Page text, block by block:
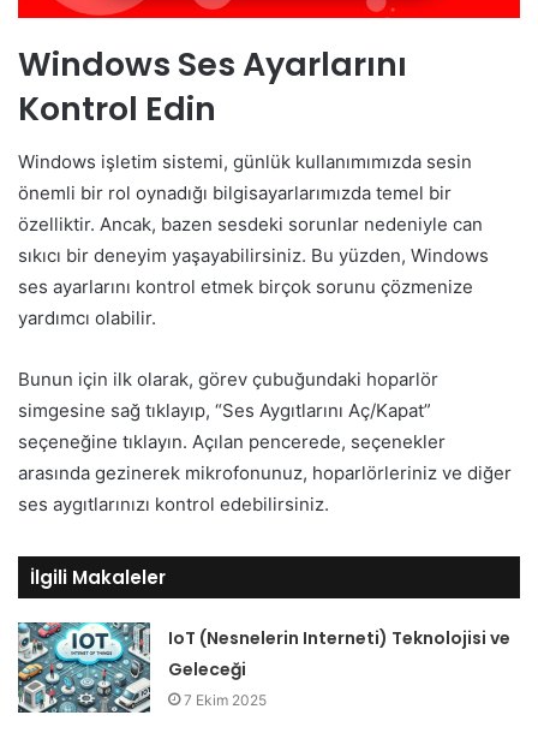
Windows Ses Ayarlarını
Kontrol Edin
Windows işletim sistemi, günlük kullanımımızda sesin
önemli bir rol oynadığı bilgisayarlarımızda temel bir
özelliktir. Ancak, bazen sesdeki sorunlar nedeniyle can
sıkıcı bir deneyim yaşayabilirsiniz. Bu yüzden, Windows
ses ayarlarını kontrol etmek birçok sorunu çözmenize
yardımcı olabilir.
Bunun için ilk olarak, görev çubuğundaki hoparlör
simgesine sağ tıklayıp, “Ses Aygıtlarını Aç/Kapat”
seçeneğine tıklayın. Açılan pencerede, seçenekler
arasında gezinerek mikrofonunuz, hoparlörleriniz ve diğer
ses aygıtlarınızı kontrol edebilirsiniz.
İlgili Makaleler
IoT (Nesnelerin Interneti) Teknolojisi ve
Geleceği
7 Ekim 2025